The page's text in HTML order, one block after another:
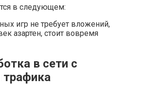
в следующем:
игр не требует вложений,
азартен, стоит вовремя
в сети с